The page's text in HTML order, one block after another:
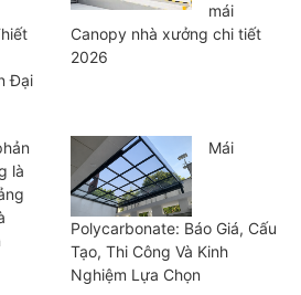
Đại
mái
Canopy nhà xưởng chi tiết
2026
là
Mái
Polycarbonate: Báo Giá, Cấu
Tạo, Thi Công Và Kinh
Nghiệm Lựa Chọn